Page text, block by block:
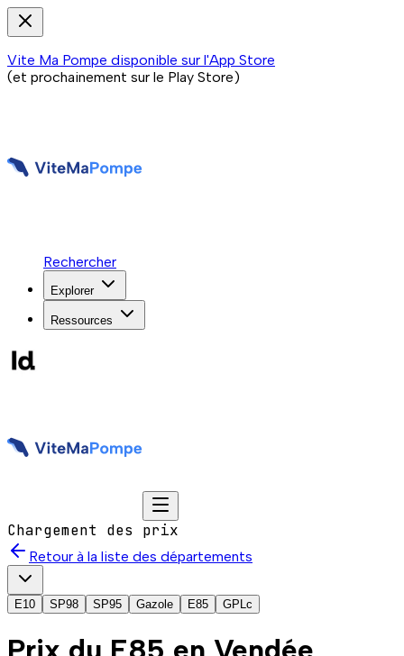
Vite Ma Pompe disponible sur l'App Store
(et prochainement sur le Play Store)
Rechercher
Explorer
Ressources
Chargement des prix
Retour à la liste des départements
E10 SP98 SP95 Gazole E85 GPLc